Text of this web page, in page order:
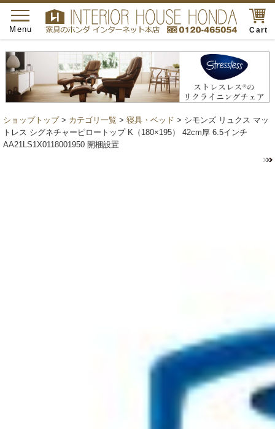
Cart
toggle
navigation
Menu
ショップトップ> カテゴリ一覧 > 寝具・ベッド > シモンズ リュクス マッ
トレス シグネチャーピロートップ K（180×195） 42cm厚 6.5インチ
AA21LS1X0118001950 開梱設置